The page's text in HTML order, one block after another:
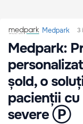
Medpark 3
Medpark:
șold, o
pacienții
severe Ⓟ